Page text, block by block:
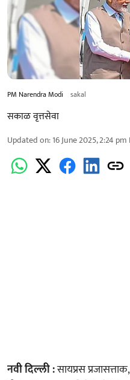
PM Narendra Modi sakal
सकाळ वृत्तसेवा
Updated on:16 June 2025, 2:24 pm
नवी दिल्ली :सायप्रस